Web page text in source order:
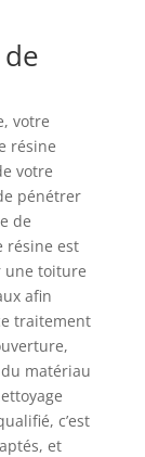
votre
résine
votre
pénétrer
de
résine est
une toiture
afin
traitement
matériau
c’est
et